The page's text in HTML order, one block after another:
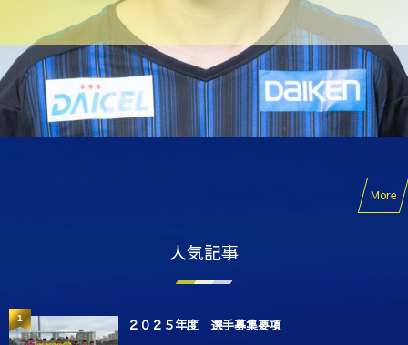
More
人気記事
２０２５年度 選手募集要項
1